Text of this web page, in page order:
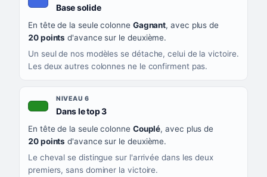
Base solide, couleur bleu roi
En tête de la seule colonne Gagnant, avec plus de
20 points d'avance sur le deuxième.
Un seul de nos modèles se détache, celui de la victoire.
Les deux autres colonnes ne le confirment pas.
NIVEAU 6
Dans le top 3, couleur verte
En tête de la seule colonne Couplé, avec plus de
20 points d'avance sur le deuxième.
Le cheval se distingue sur l'arrivée dans les deux
premiers, sans dominer la victoire.